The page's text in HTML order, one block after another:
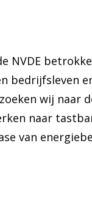
NVDE
bedrijfsleven
wij naar
naar
van